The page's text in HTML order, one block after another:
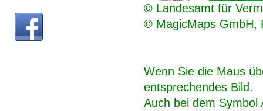
© Landesamt für
© MagicMaps GmbH,
Wenn Sie die Maus
entsprechendes Bild.
Auch bei dem Symbol